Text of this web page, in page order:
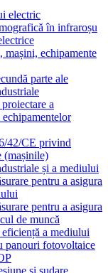
electric
în infraroșu
mașini, echipamente
parte ale
a
42/CE privind
(mașinile)
și a mediului
pentru a asigura
pentru a asigura
de muncă
a mediului
panouri fotovoltaice
și sudare